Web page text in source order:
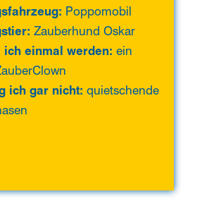
Poppomobil
Zauberhund Oskar
ich einmal werden: ein
ich gar nicht: quietschende